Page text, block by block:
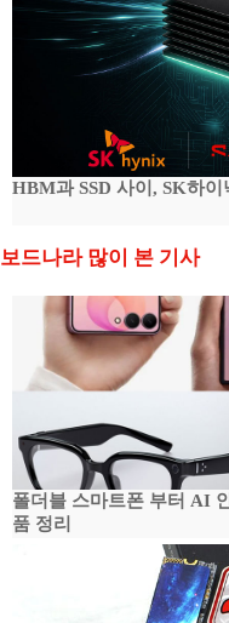
HBM과 SSD 사이, SK하
보드나라 많이 본 기사
폴더블 스마트폰 부터 AI
품 정리